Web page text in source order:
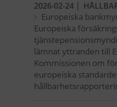
2026-02-24 |
Europeiska
Europeiska
lämnat yttranden till
Kommissionen om
europeiska